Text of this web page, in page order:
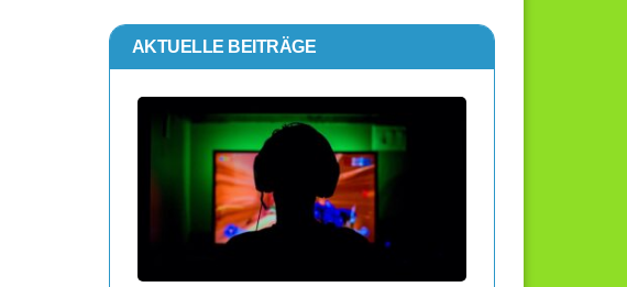
AKTUELLE BEITRÄGE